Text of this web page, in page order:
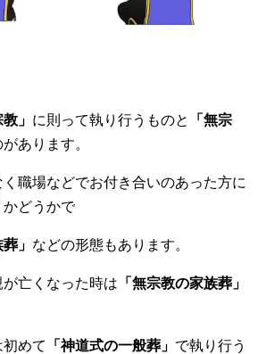
教」 に則って執り行うものと
「無宗
あります。
職場などでお付き合いのあった方に
かどうかで
」 などの形態もあります。
亡くなった時は 「無宗教の家族葬」
めて 「神道式の一般葬」 で執り行う